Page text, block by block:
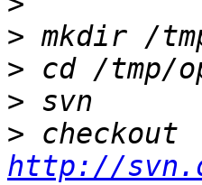
>
>
>
>
http://